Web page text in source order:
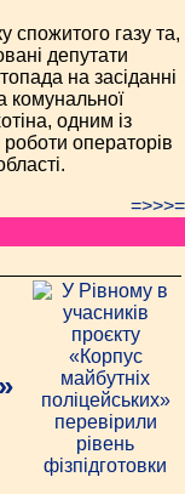
спожитого газу та,
депутати
на засіданні
комунальної
одним із
операторів
=>>>=